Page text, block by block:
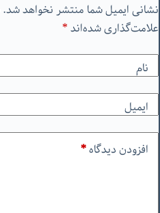
نشانی ایمیل شما منتشر نخواهد شد.
علامت‌گذاری شده‌اند*
نام
ایمیل
افزودن دیدگاه*